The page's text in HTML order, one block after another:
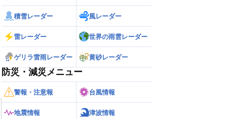
積雪レーダー 風レーダー
雷レーダー 世界の雨雲レーダー
ゲリラ雷雨レーダー 黄砂レーダー
防災・減災メニュー
警報・注意報 台風情報
地震情報 津波情報